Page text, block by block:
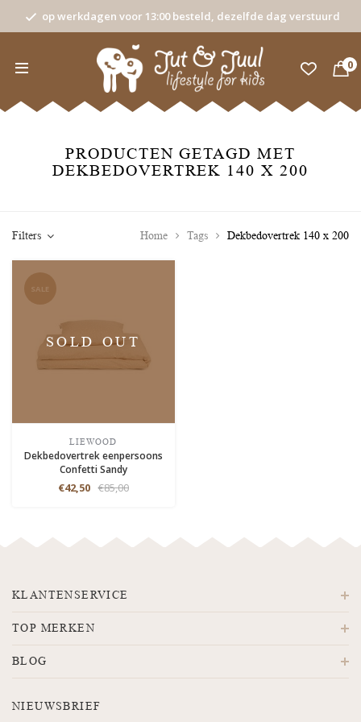
op werkdagen voor 13:00 besteld, dezelfde dag verstuurd
0
PRODUCTEN GETAGD MET
DEKBEDOVERTREK 140 X 200
Filters Home Tags Dekbedovertrek 140 x 200
SALE
SOLD OUT
LIEWOOD
Dekbedovertrek eenpersoons
Confetti Sandy
€42,50 €85,00
KLANTENSERVICE
TOP MERKEN
BLOG
NIEUWSBRIEF